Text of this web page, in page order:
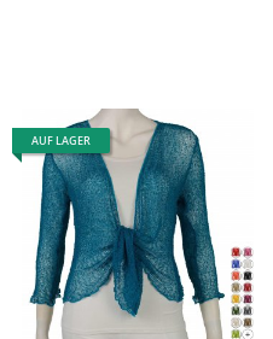
AUF LAGER